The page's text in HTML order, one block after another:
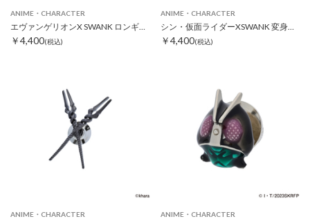
ANIME・CHARACTER
￥4,400(税込)
ANIME・CHARACTER
シン・仮面ライダーXSWANK 変身ポーズピンズ
￥4,400(税込)
ANIME・CHARACTER ANIME・CHARACTER